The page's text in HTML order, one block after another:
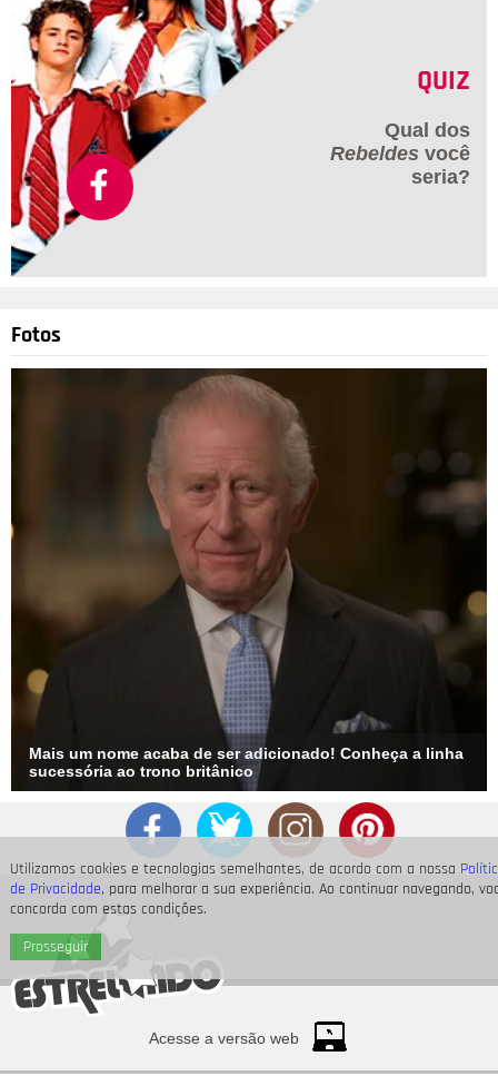
Utilizamos cookies e tecnologias semelhantes, de acordo com a nossa
de Privacidade, para melhorar a sua experiência. Ao continuar navegando,
concorda com estas condições.
Prosseguir
QUIZ
Qual dos
Rebeldes você
seria?
Fotos
Mais um nome acaba de ser adicionado! Conheça a linha
sucessória ao trono britânico
Acesse a versão web